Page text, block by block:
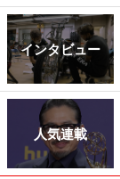
インタビュー
人気連載